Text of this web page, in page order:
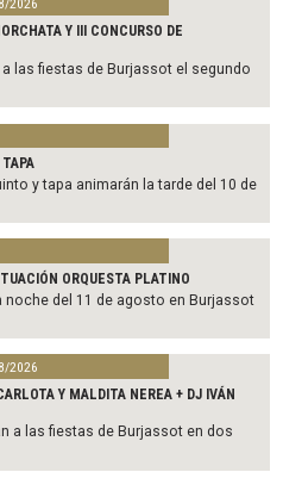
2026
Y III CONCURSO DE
las fiestas de Burjassot el segundo
y tapa animarán la tarde del 10 de
ORQUESTA PLATINO
noche del 11 de agosto en Burjassot
2026
Y MALDITA NEREA + DJ IVÁN
a las fiestas de Burjassot en dos